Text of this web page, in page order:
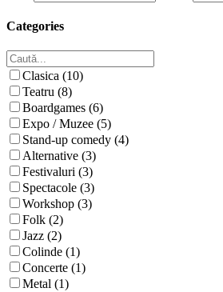
Categories
Clasica (10)
Teatru (8)
Boardgames (6)
Expo / Muzee (5)
Stand-up comedy (4)
Alternative (3)
Festivaluri (3)
Spectacole (3)
Workshop (3)
Folk (2)
Jazz (2)
Colinde (1)
Concerte (1)
Metal (1)